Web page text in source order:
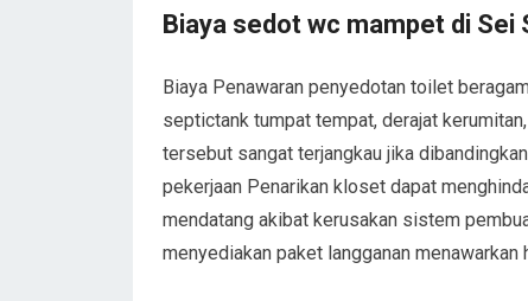
Biaya sedot wc mampet di Sei
Biaya Penawaran penyedotan toilet
septictank tumpat tempat, derajat
tersebut sangat terjangkau jika
pekerjaan Penarikan kloset dapat
mendatang akibat kerusakan sistem
menyediakan paket langganan